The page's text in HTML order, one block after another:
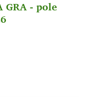
GRA - pole